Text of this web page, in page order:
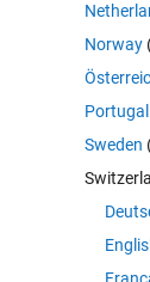
Norway
Portugal
Sweden